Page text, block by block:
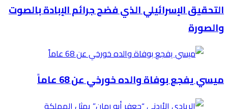
التحقيق الإسرائيلي الذي فضح جرائم الإبادة بالصوت
والصورة
ميسي يفجع بوفاة والده خورخي عن 68 عاماً